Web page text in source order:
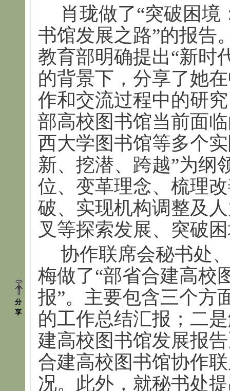
分
享
肖珑做了“突破困
书馆发展之路”的报告
教育部明确提出“新时
的背景下，分享了她
作和交流过程中的研
部高校图书馆当前面
西大学图书馆等多个
新、挖潜、跨越”为纲
位、变革理念、梳理
破、实现机构调整及
叉等探索发展、突破
协作联席会秘书处
梅做了“部省合建高校
报”。主要包含三个方
的工作总结汇报；二
建高校图书馆发展报
合建高校图书馆协作
况。此外，就秘书处